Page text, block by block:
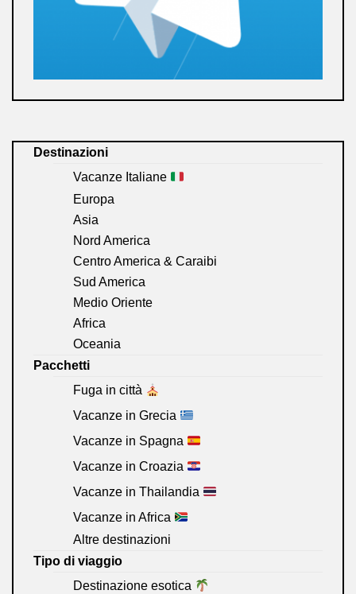
Destinazioni
Vacanze Italiane
Europa
Asia
Nord America
Centro America & Caraibi
Sud America
Medio Oriente
Africa
Oceania
Pacchetti
Fuga in città
Vacanze in Grecia
Vacanze in Spagna
Vacanze in Croazia
Vacanze in Thailandia
Vacanze in Africa
Altre destinazioni
Tipo di viaggio
Destinazione esotica